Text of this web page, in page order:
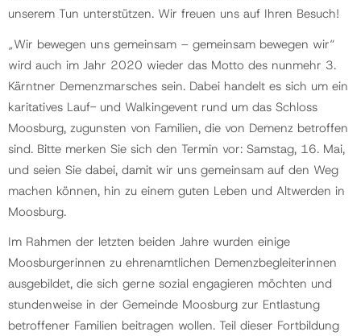
unserem Tun unterstützen. Wir freuen uns auf Ihren Besuch!
„Wir bewegen uns gemeinsam – gemeinsam bewegen wir“
wird auch im Jahr 2020 wieder das Motto des nunmehr 3.
Kärntner Demenzmarsches sein. Dabei handelt es sich um ein
karitatives Lauf- und Walkingevent rund um das Schloss
Moosburg, zugunsten von Familien, die von Demenz betroffen
sind. Bitte merken Sie sich den Termin vor: Samstag, 16. Mai,
und seien Sie dabei, damit wir uns gemeinsam auf den Weg
machen können, hin zu einem guten Leben und Altwerden in
Moosburg.
Im Rahmen der letzten beiden Jahre wurden einige
Moosburgerinnen zu ehrenamtlichen Demenzbegleiterinnen
ausgebildet, die sich gerne sozial engagieren möchten und
stundenweise in der Gemeinde Moosburg zur Entlastung
betroffener Familien beitragen wollen. Teil dieser Fortbildung